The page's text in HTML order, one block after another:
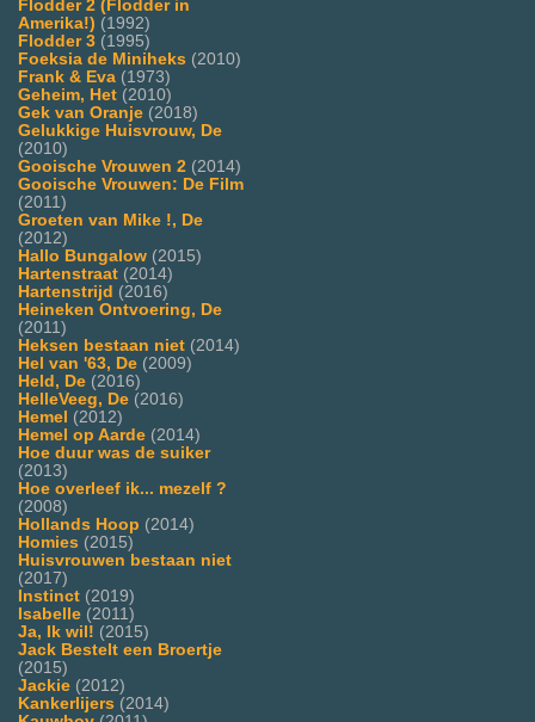
Flodder 2 (Flodder in
Amerika!) (1992)
Flodder 3 (1995)
Foeksia de Miniheks (2010)
Frank & Eva (1973)
Geheim, Het (2010)
Gek van Oranje (2018)
Gelukkige Huisvrouw, De
(2010)
Gooische Vrouwen 2 (2014)
Gooische Vrouwen: De Film
(2011)
Groeten van Mike !, De
(2012)
Hallo Bungalow (2015)
Hartenstraat (2014)
Hartenstrijd (2016)
Heineken Ontvoering, De
(2011)
Heksen bestaan niet (2014)
Hel van '63, De (2009)
Held, De (2016)
HelleVeeg, De (2016)
Hemel (2012)
Hemel op Aarde (2014)
Hoe duur was de suiker
(2013)
Hoe overleef ik... mezelf ?
(2008)
Hollands Hoop (2014)
Homies (2015)
Huisvrouwen bestaan niet
(2017)
Instinct (2019)
Isabelle (2011)
Ja, Ik wil! (2015)
Jack Bestelt een Broertje
(2015)
Jackie (2012)
Kankerlijers (2014)